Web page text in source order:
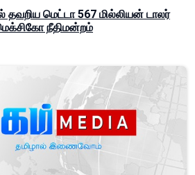
தவறிய மெட்டா 567 மில்லியன் டாலர்
நீதிமன்றம்